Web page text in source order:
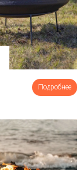
Подробнее